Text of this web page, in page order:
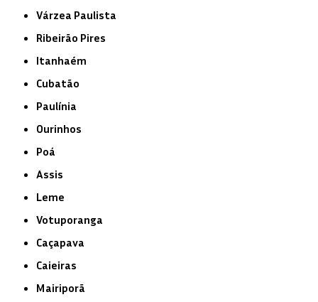
Várzea Paulista
Ribeirão Pires
Itanhaém
Cubatão
Paulínia
Ourinhos
Poá
Assis
Leme
Votuporanga
Caçapava
Caieiras
Mairiporã